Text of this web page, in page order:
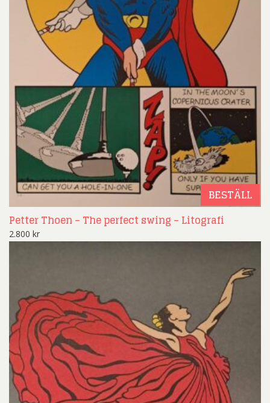
BESTÄLL
Petter Thoen – The perfect swing – Litografi
2.800 kr